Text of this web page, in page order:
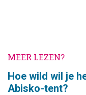
MEER LEZEN?
Hoe wild wil je
Abisko-tent?